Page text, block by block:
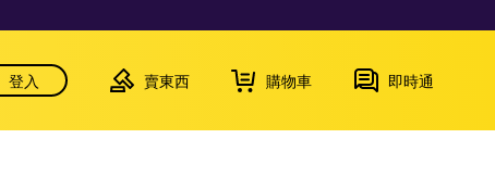
登入 賣東西 購物車 即時通